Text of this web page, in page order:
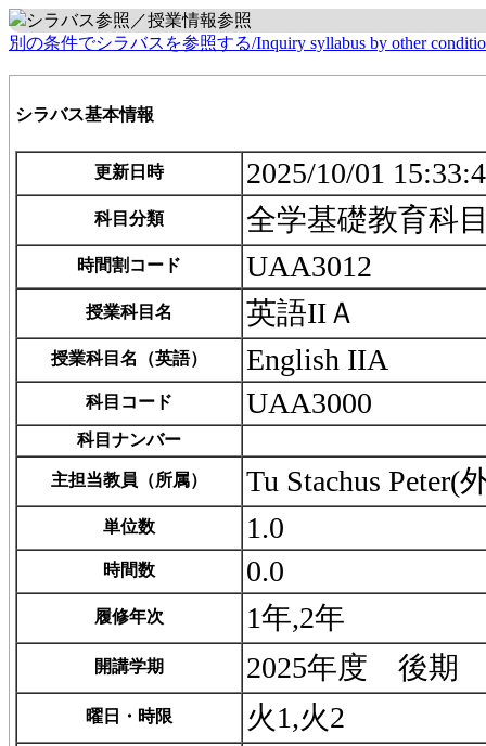
シラバス参照／授業情報参照
別の条件でシラバスを参照する/Inquiry syllabus by other
シラバス基本情報
更新日時 2025/10/01
科目分類 全学基礎教育科
時間割コード UAA3012
授業科目名 英語IIＡ
授業科目名（英語） English IIA
科目コード UAA3000
科目ナンバー
主担当教員（所属） Tu Stachus
単位数 1.0
時間数 0.0
履修年次 1年,2年
開講学期 2025年度 後期
曜日・時限 火1,火2